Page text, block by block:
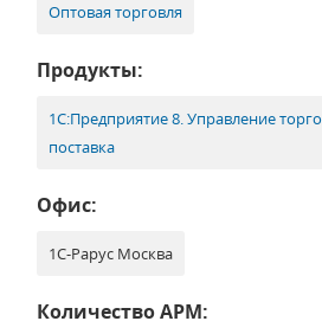
Оптовая торговля
Продукты:
1С:Предприятие 8. Управление
поставка
Офис:
1С-Рарус Москва
Количество АРМ: